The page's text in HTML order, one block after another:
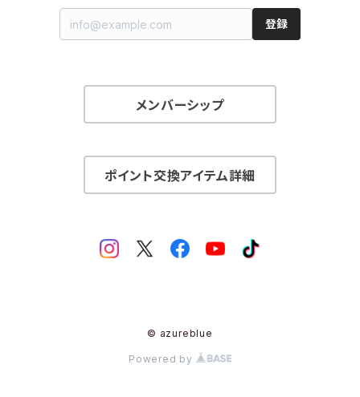
登録
メンバーシップ
ポイント交換アイテム詳細
© azureblue
Powered by